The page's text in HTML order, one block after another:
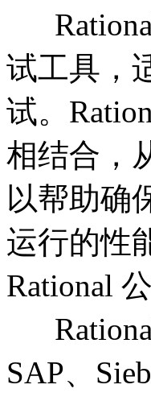
Rational
试工具，
试。
相结合，
以帮助确
运行的性
Rational 公
Rational
SAP、